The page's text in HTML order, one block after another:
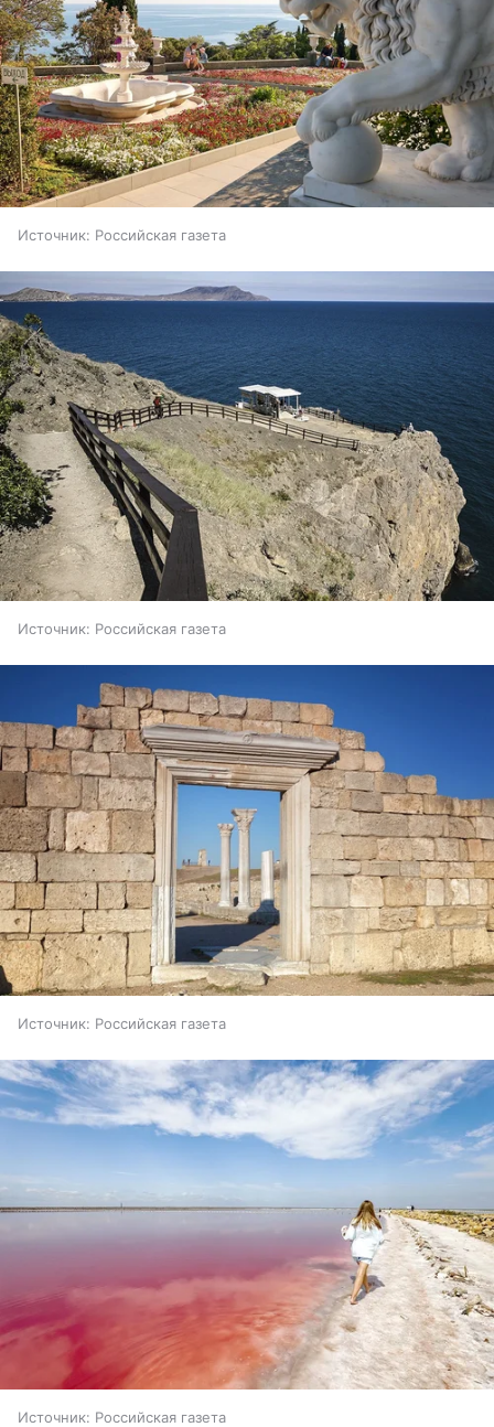
Источник: Российская газета
Источник: Российская газета
Источник: Российская газета
Источник: Российская газета